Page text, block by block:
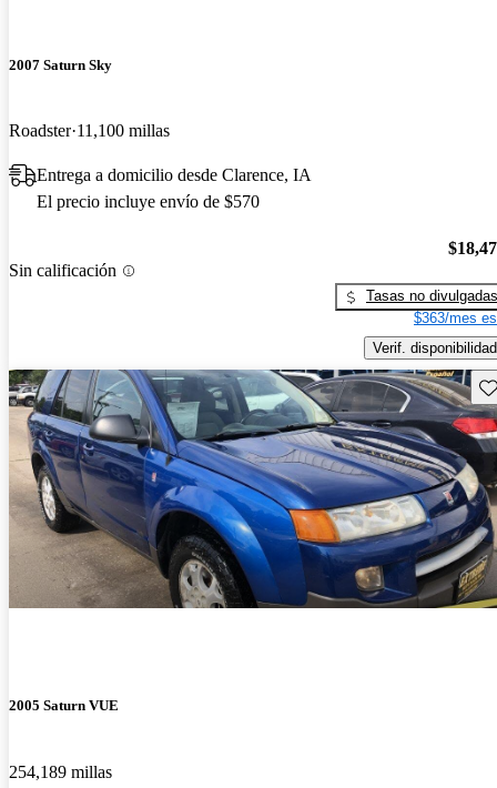
2007 Saturn Sky
Roadster 11,100 millas
Entrega a domicilio desde Clarence, IA
El precio incluye envío de $570
Sin calificación
Tasas no divulgadas
$363/mes
Verif. disponibilidad
2005 Saturn VUE
254,189 millas